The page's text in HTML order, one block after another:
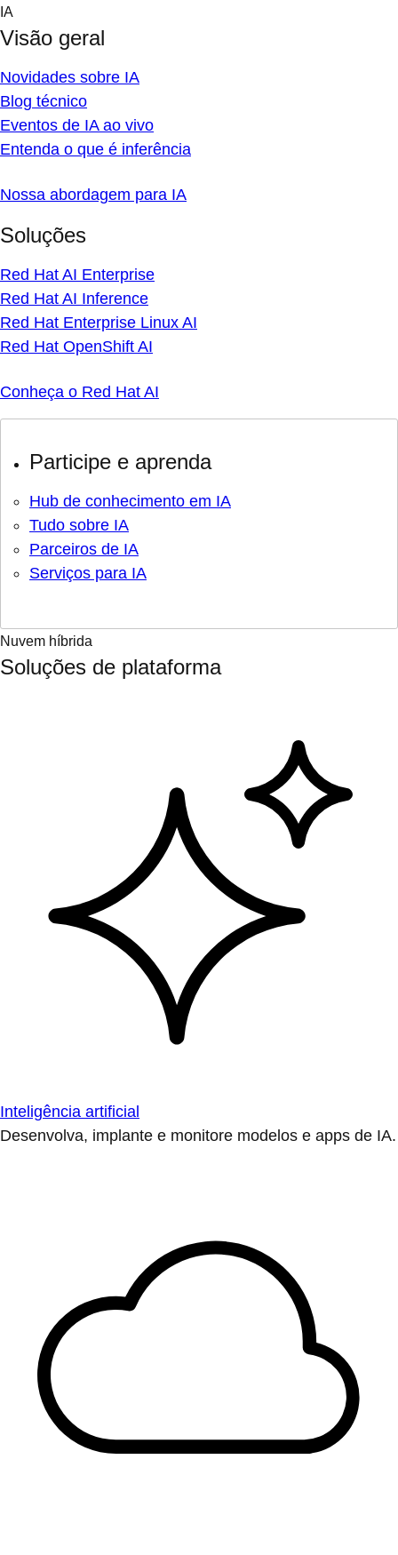
Skip
content
IA
Visão geral
Novidades sobre IA
Blog técnico
Eventos de IA ao vivo
Entenda o que é inferência
Nossa abordagem para IA
Soluções
Red Hat AI Enterprise
Red Hat AI Inference
Red Hat Enterprise Linux AI
Red Hat OpenShift AI
Conheça o Red Hat AI
Participe e aprenda
Hub de conhecimento em IA
Tudo sobre IA
Parceiros de IA
Serviços para IA
Nuvem híbrida
Soluções de plataforma
Inteligência artificial
Desenvolva, implante e monitore modelos e apps de IA.